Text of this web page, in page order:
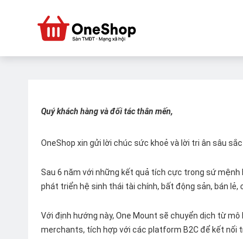
Quý khách hàng và đối tác thân mến,
OneShop xin gửi lời chúc sức khoẻ và lời tri ân sâu
Sau 6 năm với những kết quả tích cực trong sứ
phát triển hệ sinh thái tài chính, bất động sản, bán lẻ,
Với định hướng này, One Mount sẽ chuyển dịch từ
merchants, tích hợp với các platform B2C để kết nối